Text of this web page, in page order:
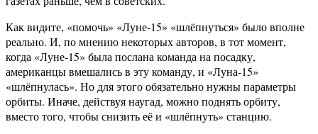
Как видите, «помочь» «Луне-15» «шлёпнуться» было вполне
реально. И, по мнению некоторых авторов, в тот момент,
когда «Луне-15» была послана команда на посадку,
американцы вмешались в эту команду, и «Луна-15»
«шлёпнулась». Но для этого обязательно нужны параметры
орбиты. Иначе, действуя наугад, можно поднять орбиту,
вместо того, чтобы снизить её и «шлёпнуть» станцию.